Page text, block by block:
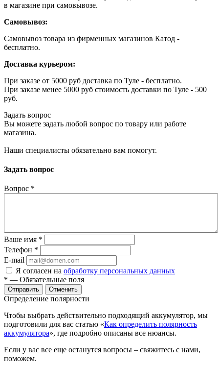
в магазине при самовывозе.
Самовывоз:
Самовывоз товара из фирменных магазинов Катод -
бесплатно.
Доставка курьером:
При заказе от 5000 руб доставка по Туле - бесплатно.
При заказе менее 5000 руб стоимость доставки по Туле - 500
руб.
Задать вопрос
Вы можете задать любой вопрос по товару или работе
магазина.
Наши специалисты обязательно вам помогут.
Задать вопрос
Вопрос *
Ваше имя *
Телефон *
E-mail
Я согласен на обработку персональных данных
* — Обязательные поля
Отменить
Определение полярности
Чтобы выбрать действительно подходящий аккумулятор, мы
подготовили для вас статью «Как определить полярность
аккумулятора», где подробно описаны все нюансы.
Если у вас все еще останутся вопросы – свяжитесь с нами,
поможем.